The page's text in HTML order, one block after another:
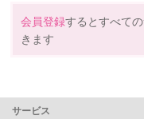
資格
会員登録するとすべて
きます
サービス